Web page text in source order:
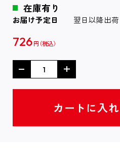
在庫有り
お届け予定日 翌日以降出荷
726 円